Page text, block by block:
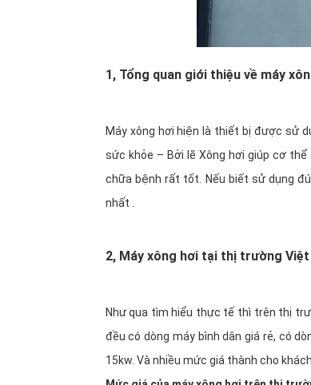
1, Tổng quan giới thiệu về máy
Máy xông hơi hiện là thiết bị được sử
sức khỏe – Bởi lẽ Xông hơi giúp cơ
chữa bệnh rất tốt. Nếu biết sử dụng
nhất .
2, Máy xông hơi tại thị trường
Như qua tìm hiểu thực tế thì trên thị
đều có dòng máy bình dân giá rẻ, có
15kw. Và nhiều mức giá thành cho